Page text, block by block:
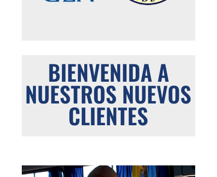
BIENVENIDA A
NUESTROS NUEVOS
CLIENTES